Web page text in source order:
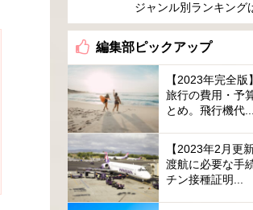
ジャンル別ランキング
編集部ピックアップ
【2023年完全版
旅行の費用・予
とめ。飛行機代...
【2023年2月更
渡航に必要な手
チン接種証明...